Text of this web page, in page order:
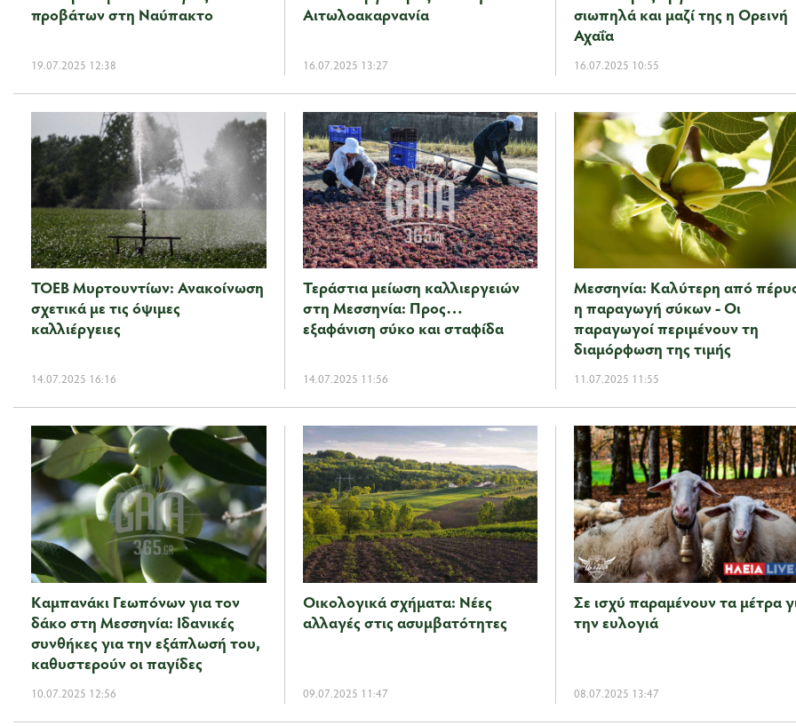
προβάτων στη Ναύπακτο
19.07.2025 12:38
Αιτωλοακαρνανία
16.07.2025 13:27
σιωπηλά και μαζί της η Ορεινή
Αχαΐα
16.07.2025 10:55
ΤΟΕΒ Μυρτουντίων: Ανακοίνωση
σχετικά με τις όψιμες
καλλιέργειες
14.07.2025 16:16
Τεράστια μείωση καλλιεργειών
στη Μεσσηνία: Προς…
εξαφάνιση σύκο και σταφίδα
14.07.2025 11:56
Μεσσηνία: Καλύτερη από
η παραγωγή σύκων - Οι
παραγωγοί περιμένουν τη
διαμόρφωση της τιμής
11.07.2025 11:55
Καμπανάκι Γεωπόνων για τον
δάκο στη Μεσσηνία: Ιδανικές
συνθήκες για την εξάπλωσή του,
καθυστερούν οι παγίδες
10.07.2025 12:56
Οικολογικά σχήματα: Νέες
αλλαγές στις ασυμβατότητες
09.07.2025 11:47
Σε ισχύ παραμένουν τα μέτρα
την ευλογιά
08.07.2025 13:47